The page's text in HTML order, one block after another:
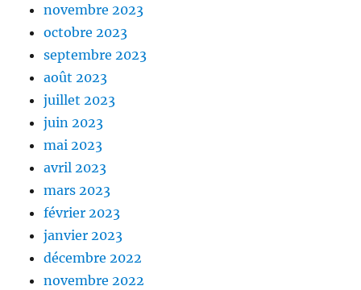
novembre 2023
octobre 2023
septembre 2023
août 2023
juillet 2023
juin 2023
mai 2023
avril 2023
mars 2023
février 2023
janvier 2023
décembre 2022
novembre 2022